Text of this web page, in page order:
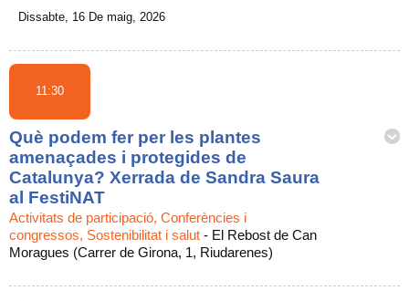
Dissabte, 16 De maig, 2026
11:30
Què podem fer per les plantes
amenaçades i protegides de
Catalunya? Xerrada de Sandra Saura
al FestiNAT
Activitats de participació, Conferències i
congressos, Sostenibilitat i salut - El Rebost de Can
Moragues (Carrer de Girona, 1, Riudarenes)